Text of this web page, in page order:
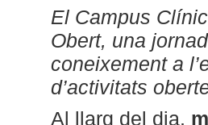
El Campus
Obert, una
coneixement a
d’activitats
Al llarg del dia,